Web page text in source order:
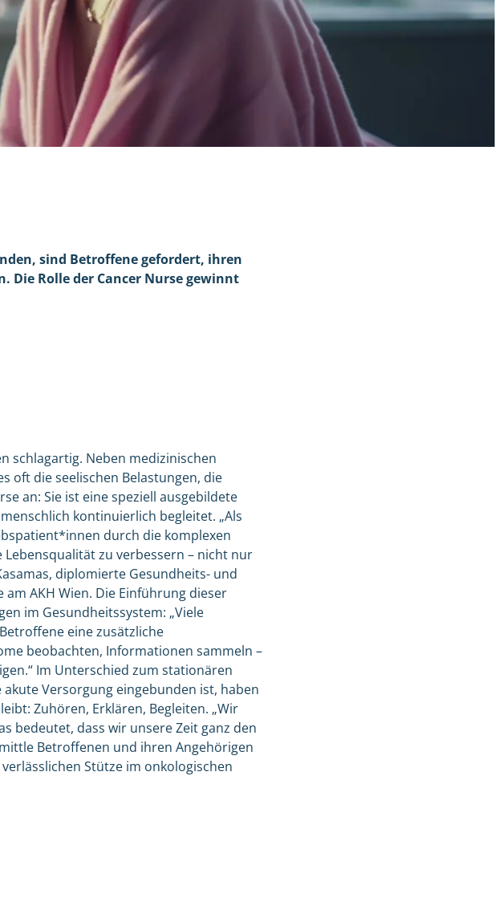
sind Betroffene gefordert, ihren
Die Rolle der Cancer Nurse gewinnt
schlagartig. Neben medizinischen
oft die seelischen Belastungen, die
an: Sie ist eine speziell ausgebildete
kontinuierlich begleitet. „Als
durch die komplexen
zu verbessern – nicht nur
diplomierte Gesundheits- und
AKH Wien. Die Einführung dieser
im Gesundheitssystem: „Viele
eine zusätzliche
beobachten, Informationen sammeln –
Im Unterschied zum stationären
Versorgung eingebunden ist, haben
Zuhören, Erklären, Begleiten. „Wir
bedeutet, dass wir unsere Zeit ganz den
Betroffenen und ihren Angehörigen
Stütze im onkologischen